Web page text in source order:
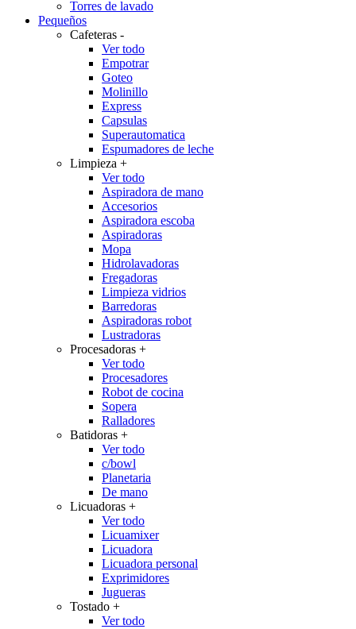
Torres de lavado
Pequeños
Cafeteras -
Ver todo
Empotrar
Goteo
Molinillo
Express
Capsulas
Superautomatica
Espumadores de leche
Limpieza +
Ver todo
Aspiradora de mano
Accesorios
Aspiradora escoba
Aspiradoras
Mopa
Hidrolavadoras
Fregadoras
Limpieza vidrios
Barredoras
Aspiradoras robot
Lustradoras
Procesadoras +
Ver todo
Procesadores
Robot de cocina
Sopera
Ralladores
Batidoras +
Ver todo
c/bowl
Planetaria
De mano
Licuadoras +
Ver todo
Licuamixer
Licuadora
Licuadora personal
Exprimidores
Jugueras
Tostado +
Ver todo